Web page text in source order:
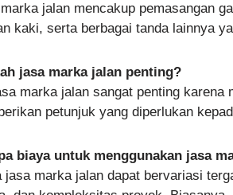
jalan mencakup pemasangan
kaki, serta berbagai tanda lainnya
jasa marka jalan penting?
marka jalan sangat penting karena
petunjuk yang diperlukan
biaya untuk menggunakan jasa
jasa marka jalan dapat bervariasi